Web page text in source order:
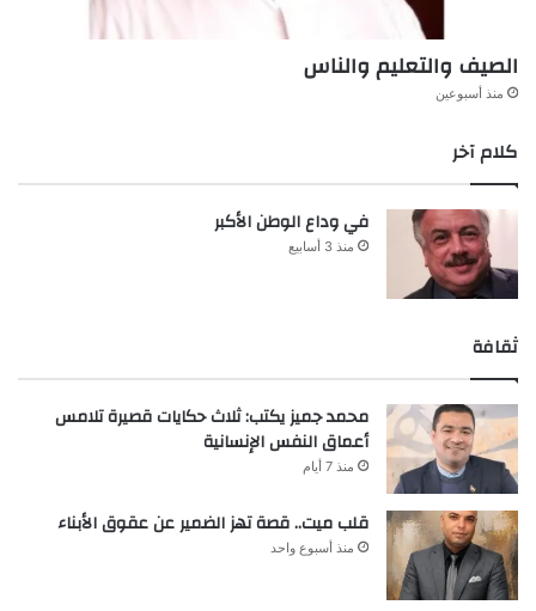
الصيف والتعليم والناس
منذ أسبوعين
كلام آخر
في وداع الوطن الأكبر
منذ 3 أسابيع
ثقافة
محمد جميز يكتب: ثلاث حكايات قصيرة تلامس
أعماق النفس الإنسانية
منذ 7 أيام
قلب ميت.. قصة تهز الضمير عن عقوق الأبناء
منذ أسبوع واحد